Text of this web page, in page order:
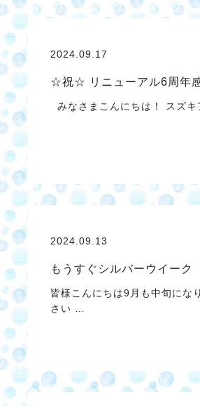
2024.09.17
☆祝☆ リニューアル6周年
みなさまこんにちは！ スズ
2024.09.13
もうすぐシルバーウイーク
皆様こんにちは9月も中旬にな
さい …